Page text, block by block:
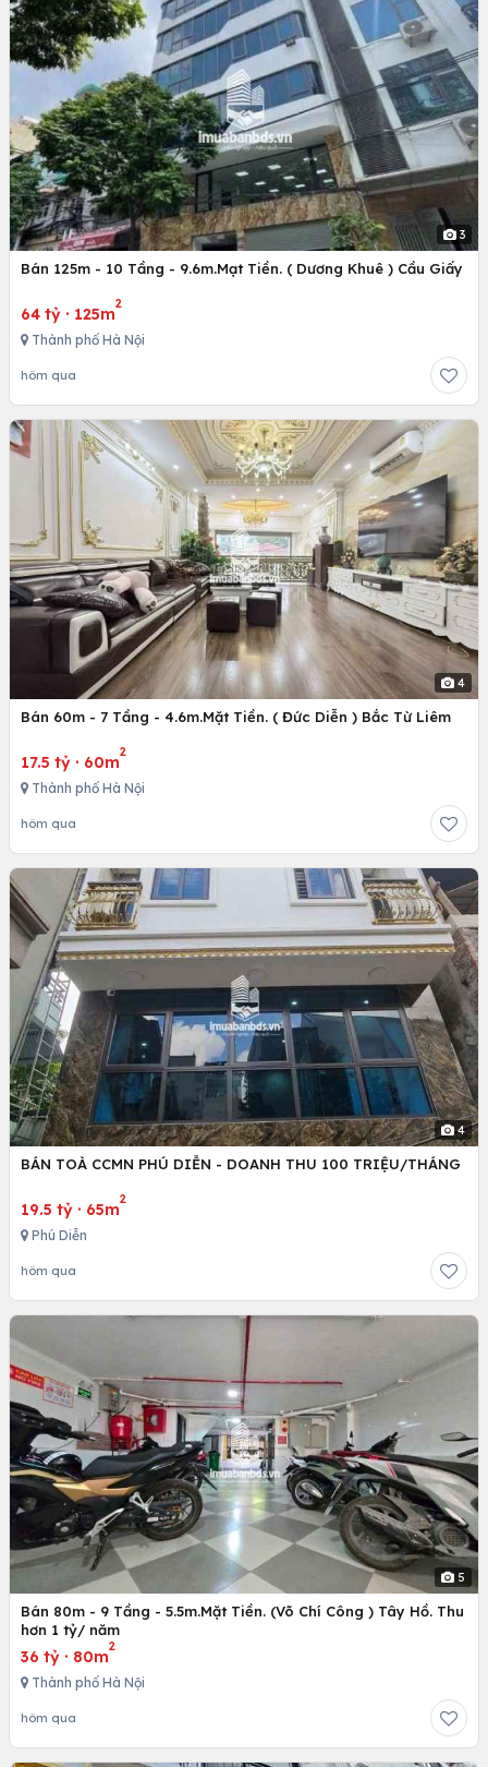
3
Bán 125m - 10 Tầng - 9.6m.Mạt Tiền. ( Dương Khuê ) Cầu Giấy
64 tỷ · 125m
2
Thành phố Hà Nội
hôm qua
4
Bán 60m - 7 Tầng - 4.6m.Mặt Tiền. ( Đức Diễn ) Bắc Từ Liêm
17.5 tỷ · 60m
2
Thành phố Hà Nội
hôm qua
4
BÁN TOÀ CCMN PHÚ DIỄN - DOANH THU 100 TRIỆU/THÁNG
19.5 tỷ · 65m
2
Phú Diễn
hôm qua
5
Bán 80m - 9 Tầng - 5.5m.Mặt Tiền. (Võ Chí Công ) Tây Hồ. Thu
hơn 1 tỷ/ năm
36 tỷ · 80m
2
Thành phố Hà Nội
hôm qua